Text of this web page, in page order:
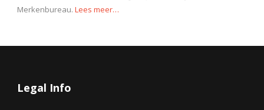
Merkenbureau. Lees meer…
Legal Info